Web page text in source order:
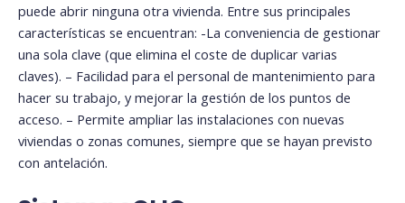
puede abrir ninguna otra vivienda. Entre sus principales
características se encuentran: -La conveniencia de gestionar
una sola clave (que elimina el coste de duplicar varias
claves). – Facilidad para el personal de mantenimiento para
hacer su trabajo, y mejorar la gestión de los puntos de
acceso. – Permite ampliar las instalaciones con nuevas
viviendas o zonas comunes, siempre que se hayan previsto
con antelación.